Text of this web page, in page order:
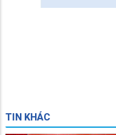
TIN KHÁC